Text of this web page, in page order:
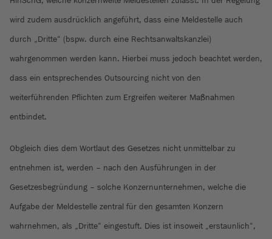
wird zudem ausdrücklich angeführt, dass eine Meldestelle auch
durch „Dritte“ (bspw. durch eine Rechtsanwaltskanzlei)
wahrgenommen werden kann. Hierbei muss jedoch beachtet werden,
dass ein entsprechendes Outsourcing nicht von den
weiterführenden Pflichten zum Ergreifen weiterer Maßnahmen
entbindet.
Obgleich dies dem Wortlaut des Gesetzes nicht unmittelbar zu
entnehmen ist, werden – nach den Ausführungen in der
Gesetzesbegründung – solche Konzernunternehmen, welche die
Aufgabe der Meldestelle zentral für den gesamten Konzern
wahrnehmen, als „Dritte“ eingestuft. Dies ist insoweit „erstaunlich“,